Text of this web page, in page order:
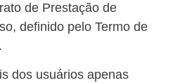
de Prestação de
definido pelo Termo de
dos usuários apenas